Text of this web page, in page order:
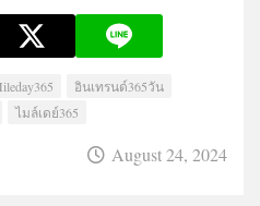
อินเทรนด์365วัน
ไมล์เดย์365
August 24, 2024